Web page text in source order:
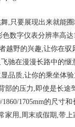
,只要展现出来就能
数字仪表分辨率高
越野的兴趣,让你在
驰在漫漫长路中的
品质,让你的乘坐体
部的压力,即使是长
1705mm的尺寸
用,周末或假期,带